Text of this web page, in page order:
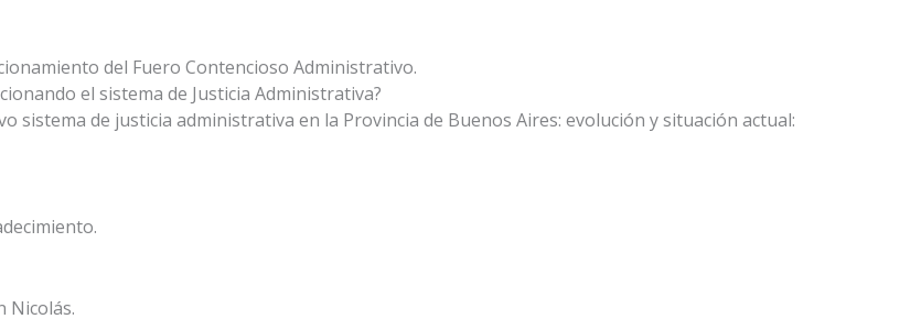
del Fuero Contencioso Administrativo.
el sistema de Justicia Administrativa?
sistema de justicia administrativa en la Provincia de Buenos Aires: evolución y situación actual:
Nicolás.